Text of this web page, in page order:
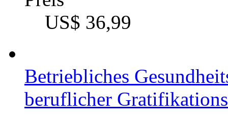
US$ 36,99
Betriebliches
beruflicher